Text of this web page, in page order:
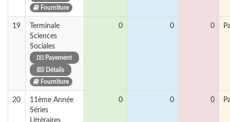
Fourniture
19
Terminale
Sciences
Sociales
Payement
Détails
Fourniture
0 0 0
20
11ème Année
Séries
Littéraires
0 0 0